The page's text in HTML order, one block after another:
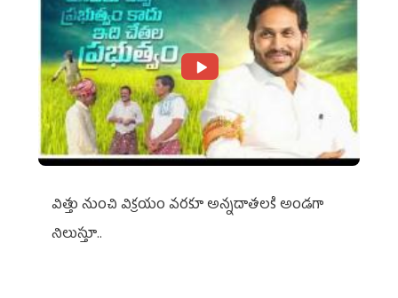
విత్తు నుంచి విక్రయం వరకూ అన్నదాతలకి అండగా
నిలుస్తూ..